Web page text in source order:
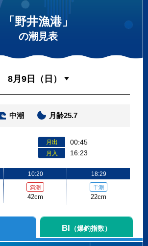
「野井漁港」
の潮見表
中潮 月齢25.7
月出 00:45
月入 16:23
10:20
満潮
42cm
18:29
干潮
22cm
BI （爆釣指数）